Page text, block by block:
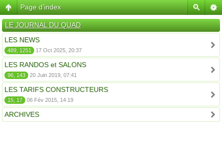
Page d’index
LE JOURNAL DU QUAD
LES NEWS
489, 1251 17 Oct 2025, 20:37
LES RANDOS et SALONS
96, 143 20 Juin 2019, 07:41
LES TARIFS CONSTRUCTEURS
15, 17 06 Fév 2015, 14:19
ARCHIVES